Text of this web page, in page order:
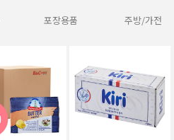
포장용품 주방/가전